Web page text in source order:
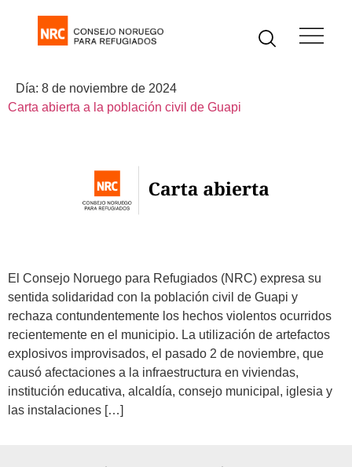
Día: 8 de noviembre de 2024
Carta abierta a la población civil de Guapi
El Consejo Noruego para Refugiados (NRC) expresa su
sentida solidaridad con la población civil de Guapi y
rechaza contundentemente los hechos violentos ocurridos
recientemente en el municipio. La utilización de artefactos
explosivos improvisados, el pasado 2 de noviembre, que
causó afectaciones a la infraestructura en viviendas,
institución educativa, alcaldía, consejo municipal, iglesia y
las instalaciones […]